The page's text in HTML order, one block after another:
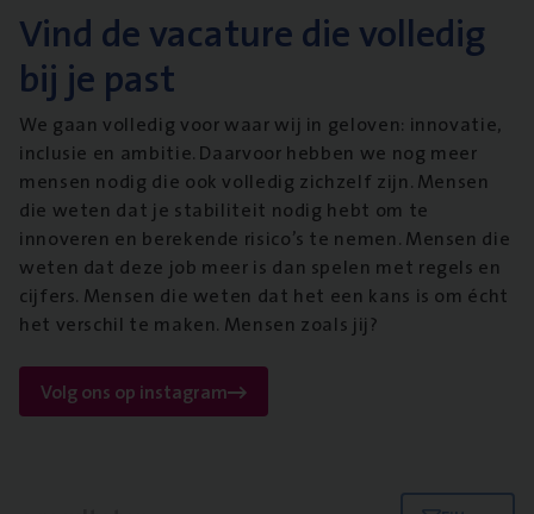
Vind de vacature die volledig
bij je past
We gaan volledig voor waar wij in geloven: innovatie,
inclusie en ambitie. Daarvoor hebben we nog meer
mensen nodig die ook volledig zichzelf zijn. Mensen
die weten dat je stabiliteit nodig hebt om te
innoveren en berekende risico’s te nemen. Mensen die
weten dat deze job meer is dan spelen met regels en
cijfers. Mensen die weten dat het een kans is om écht
het verschil te maken. Mensen zoals jij?
Volg ons op instagram